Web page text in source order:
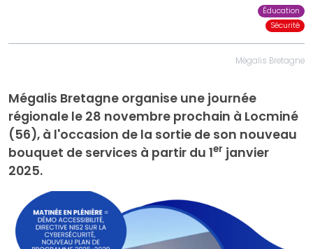
Éducation
Sécurité
Mégalis Bretagne
Mégalis Bretagne organise une journée
régionale le 28 novembre prochain à Locminé
(56), à l'occasion de la sortie de son nouveau
bouquet de services à partir du 1er janvier
2025.